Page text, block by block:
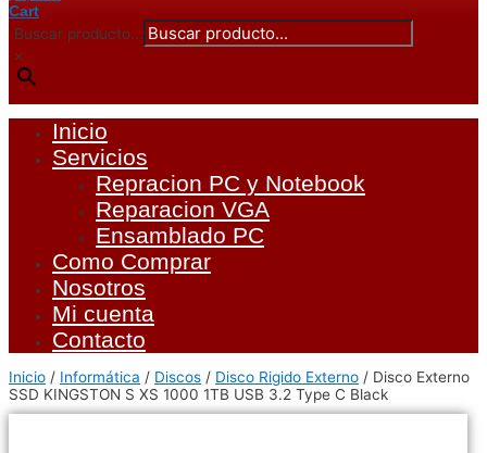
Cart
Buscar producto...
×
Inicio
Servicios
Repracion PC y Notebook
Reparacion VGA
Ensamblado PC
Como Comprar
Nosotros
Mi cuenta
Contacto
Inicio / Informática / Discos / Disco Rigido Externo / Disco Externo
SSD KINGSTON S XS 1000 1TB USB 3.2 Type C Black